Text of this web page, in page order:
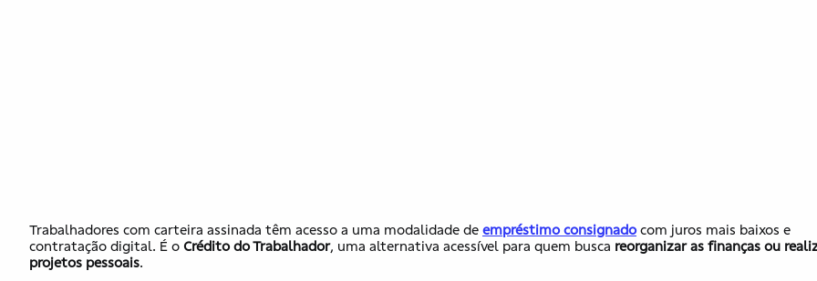
Trabalhadores com carteira assinada têm acesso a uma modalidade de empréstimo consignadocom juros mais baixos e
contratação digital. É o Crédito do Trabalhador, uma alternativa acessível para quem busca reorganizar as finanças ou
projetos pessoais.